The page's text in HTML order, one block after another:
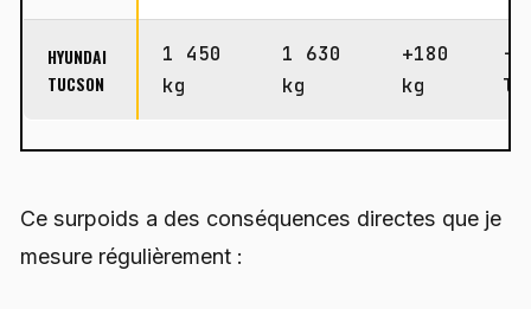
HYUNDAI
TUCSON
1 450
kg
1 630
kg
+180
kg
-
Ce surpoids a des conséquences directes que je
mesure régulièrement :